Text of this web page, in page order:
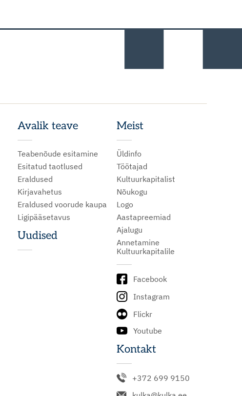
Avalik teave
Teabenõude esitamine
Esitatud taotlused
Eraldused
Kirjavahetus
Eraldused voorude kaupa
Ligipääsetavus
Uudised
Meist
Üldinfo
Töötajad
Kultuurkapitalist
Nõukogu
Logo
Aastapreemiad
Ajalugu
Annetamine
Kultuurkapitalile
Facebook
Instagram
Flickr
Youtube
Kontakt
+372 699 9150